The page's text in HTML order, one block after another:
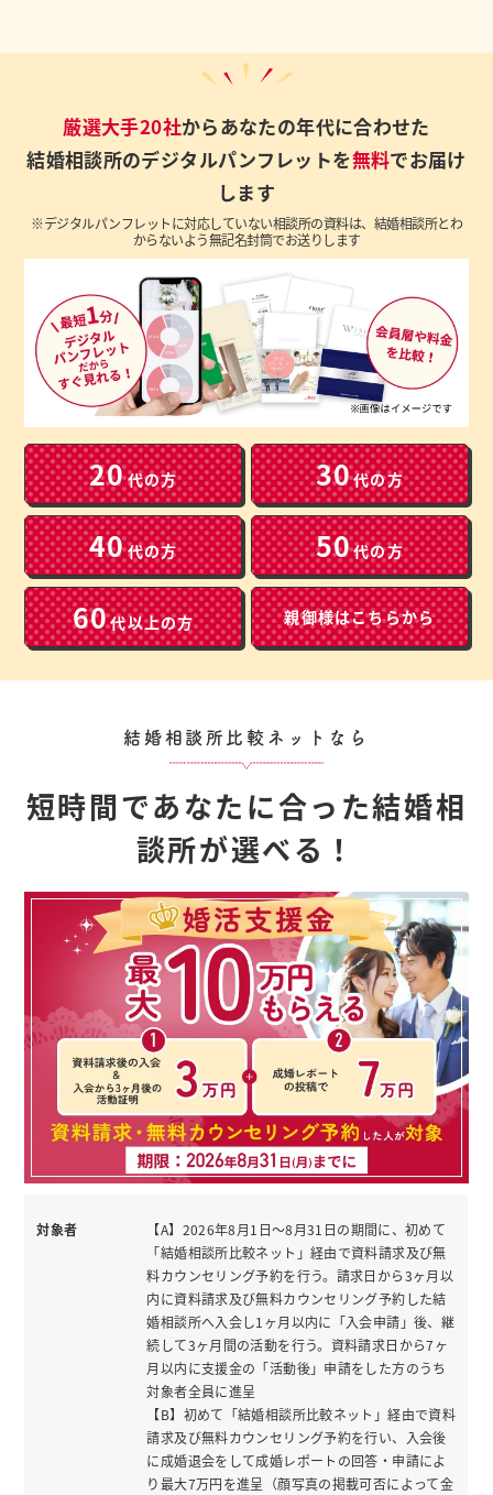
厳選大手20社からあなたの年代に合わせた
結婚相談所のデジタルパンフレットを無料でお届け
します
※デジタルパンフレットに対応していない相談所の資料は、結婚相談所とわ
からないよう無記名封筒でお送りします
20代の方 30代の方
40代の方 50代の方
60代以上の方 親御様はこちらから
結婚相談所比較ネットなら
短時間であなたに合った結婚相
談所が選べる！
対象者
【A】2026年8月1日〜8月31日の期間に、初めて
「結婚相談所比較ネット」経由で資料請求及び無
料カウンセリング予約を行う。請求日から3ヶ月以
内に資料請求及び無料カウンセリング予約した結
婚相談所へ入会し1ヶ月以内に「入会申請」後、継
続して3ヶ月間の活動を行う。資料請求日から7ヶ
月以内に支援金の「活動後」申請をした方のうち
対象者全員に進呈
【B】初めて「結婚相談所比較ネット」経由で資料
請求及び無料カウンセリング予約を行い、入会後
に成婚退会をして成婚レポートの回答・申請によ
り最大7万円を進呈（顔写真の掲載可否によって金